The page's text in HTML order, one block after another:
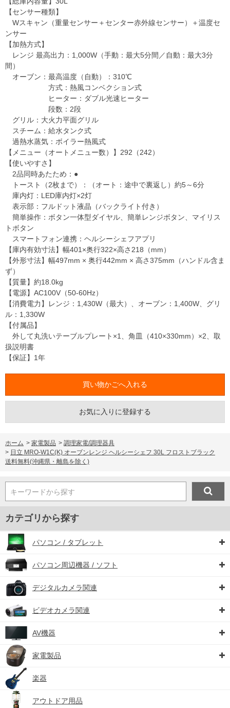
【センサー種類】
Wスキャン（重量センサー＋センター赤外線センサー）＋温度セ
ンサー
【加熱方式】
レンジ 最高出力：1,000W（手動：最大5分間／自動：最大3分
間）
オーブン：最高温度（自動）：310℃
方式：熱風コンベクション式
ヒーター：ダブル光速ヒーター
段数：2段
グリル：大火力平面グリル
スチーム：給水タンク式
過熱水蒸気：ボイラー熱風式
【メニュー（オートメニュー数）】292（242）
【使いやすさ】
2品同時あたため：●
トースト（2枚まで）：（オート：途中で裏返し）約5～6分
庫内灯：LED庫内灯×2灯
表示部：フルドット液晶（バックライト付き）
簡単操作：ボタン一体型ダイヤル、簡単レンジボタン、マイリス
トボタン
スマートフォン連携：ヘルシーシェフアプリ
【庫内有効寸法】幅401×奥行322×高さ218（mm）
【外形寸法】幅497mm × 奥行442mm × 高さ375mm（ハンドル含ま
ず）
【質量】約18.0kg
【電源】AC100V（50-60Hz）
【消費電力】レンジ：1,430W（最大）、オーブン：1,400W、グリ
ル：1,330W
【付属品】
外して丸洗いテーブルプレート×1、角皿（410×330mm）×2、取
扱説明書
【保証】1年
お気に入りに登録する
ホーム > 家電製品 > 調理家電/調理器具
> 日立 MRO-W1C(K) オーブンレンジ ヘルシーシェフ 30L フロストブラック
送料無料(沖縄県・離島を除く)
キーワードから探す
カテゴリから探す
パソコン / タブレット
パソコン周辺機器 / ソフト
デジタルカメラ関連
ビデオカメラ関連
AV機器
家電製品
楽器
アウトドア用品